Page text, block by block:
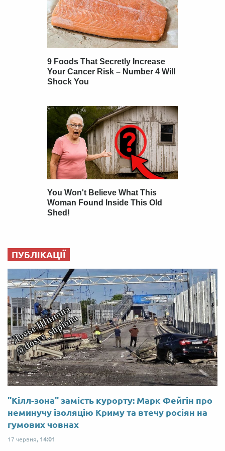
ПУБЛІКАЦІЇ
"Кілл-зона" замість курорту: Марк Фейгін про
неминучу ізоляцію Криму та втечу росіян на
гумових човнах
17 червня, 14:01